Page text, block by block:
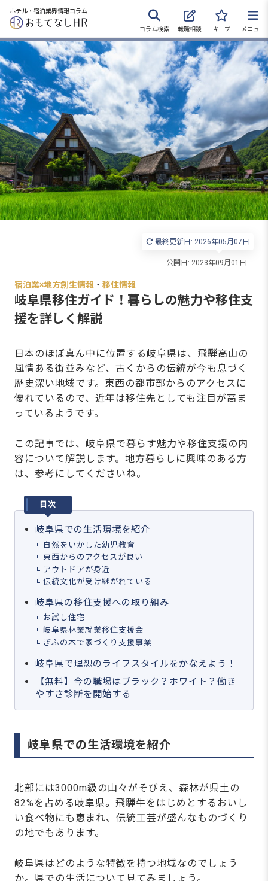
ホテル・宿泊業界情報コラム
コラム検索 転職相談 キープ メニュー
無料 転職サポートに申し込む
採用をお考えの企業様へ
最終更新日: 2026年05月07日
宿泊業×地方創生情報 ・ 移住情報
岐阜県移住ガイド！暮らしの魅力や移住支
援を詳しく解説
日本のほぼ真ん中に位置する岐阜県は、飛騨高山の
風情ある街並みなど、古くからの伝統が今も息づく
歴史深い地域です。東西の都市部からのアクセスに
優れているので、近年は移住先としても注目が高ま
っているようです。
この記事では、岐阜県で暮らす魅力や移住支援の内
容について解説します。地方暮らしに興味のある方
は、参考にしてくださいね。
目次
岐阜県での生活環境を紹介
自然をいかした幼児教育
東西からのアクセスが良い
アウトドアが身近
伝統文化が受け継がれている
岐阜県の移住支援への取り組み
お試し住宅
岐阜県林業就業移住支援金
ぎふの木で家づくり支援事業
岐阜県で理想のライフスタイルをかなえよう！
【無料】今の職場はブラック？ホワイト？働き
やすさ診断を開始する
岐阜県での生活環境を紹介
北部には3000m級の山々がそびえ、森林が県土の
82%を占める岐阜県。 飛騨牛をはじめとするおいし
い食べ物にも恵まれ、伝統工芸が盛んなものづくり
の地でもあります。
岐阜県はどのような特徴を持つ地域なのでしょう
か。県での生活について見てみましょう。